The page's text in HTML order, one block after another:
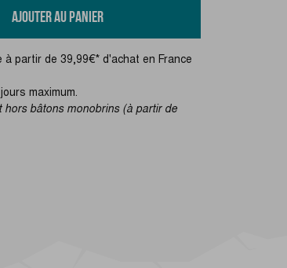
AJOUTER AU PANIER
à partir de 39,99€* d'achat en France
maximum.
hors bâtons monobrins (à partir de